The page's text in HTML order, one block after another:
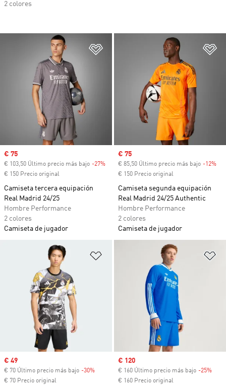
Añadir a la lista de deseos
Precio de venta
€ 75
€ 103,50 Último precio más bajo -27% Descuento
€ 150 Precio original
Camiseta tercera equipación
Real Madrid 24/25
Hombre Performance
2 colores
Camiseta de jugador
Precio de venta
€ 75
€ 85,50 Último precio más bajo -12%
€ 150 Precio original
Camiseta segunda equipación
Real Madrid 24/25 Authentic
Hombre Performance
2 colores
Camiseta de jugador
Añadir a la lista de deseos
Precio de venta
€ 49
€ 70 Último precio más bajo -30% Descuento
€ 70 Precio original
Precio de venta
€ 120
€ 160 Último precio más bajo -25%
€ 160 Precio original
2 colores